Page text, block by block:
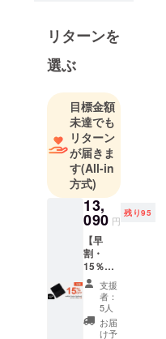
いものが開
発できるよ
うに販路を
り、ユー
ザーにはモ
ノの新しさ
と楽しさを
通してより
豊かで個性
的なライフ
スタイルを
提案できる
ように努め
ておりま
す。
リターンを
選ぶ
目標金額
未達でも
リターン
が届きま
す(All-in
方式)
13,
090 円
残り95
【早
割・
15％オ
フ】100
名様限
定 ■
mokibo
Fusion
支援
者：
5人
お届
け予